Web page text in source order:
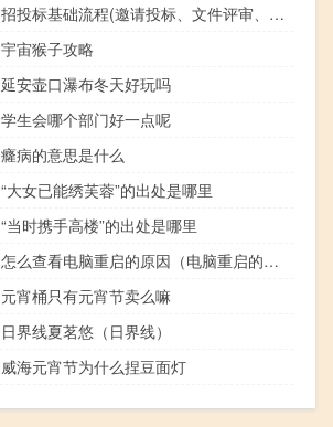
招投标基础流程(邀请投标、文件评审、合同签订、验收和支付)
宇宙猴子攻略
延安壶口瀑布冬天好玩吗
学生会哪个部门好一点呢
癃病的意思是什么
“大女已能绣芙蓉”的出处是哪里
“当时携手高楼”的出处是哪里
怎么查看电脑重启的原因（电脑重启的原因）
元宵桶只有元宵节卖么嘛
日界线夏茗悠（日界线）
威海元宵节为什么捏豆面灯